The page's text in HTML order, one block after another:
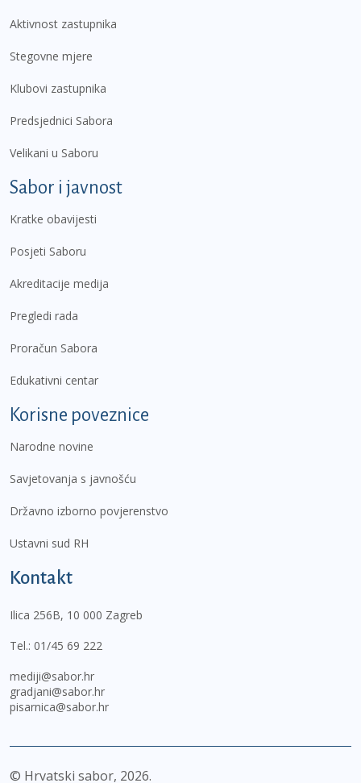
Aktivnost zastupnika
Stegovne mjere
Klubovi zastupnika
Predsjednici Sabora
Velikani u Saboru
Sabor i javnost
Kratke obavijesti
Posjeti Saboru
Akreditacije medija
Pregledi rada
Proračun Sabora
Edukativni centar
Korisne poveznice
Narodne novine
Savjetovanja s javnošću
Državno izborno povjerenstvo
Ustavni sud RH
Kontakt
Ilica 256B, 10 000 Zagreb
Tel.: 01/45 69 222
mediji@sabor.hr
gradjani@sabor.hr
pisarnica@sabor.hr
© Hrvatski sabor, 2026